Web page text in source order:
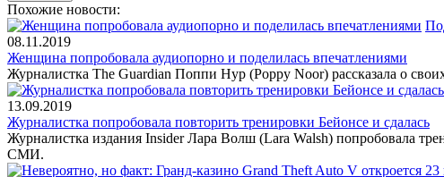
Похожие новости:
08.11.2019
Женщина попробовала аудиопорно и поделилась впечатлениями
Журналистка The Guardian Поппи Нур (Poppy Noor) рассказала о
13.09.2019
Журналистка попробовала повторить тренировки Бейонсе и сдалась
Журналистка издания Insider Лара Волш (Lara Walsh) попробовала
СМИ.